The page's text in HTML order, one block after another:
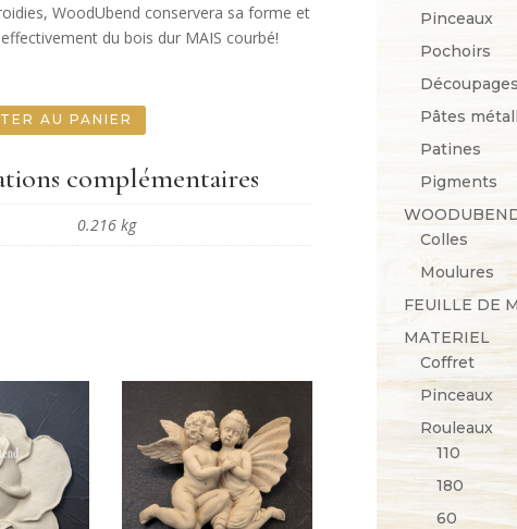
WoodUbend conservera sa forme et
du bois dur MAIS courbé!
AU PANIER
complémentaires
0.216 kg
Pinceaux
Pochoirs
Découpages
Pâtes
Patines
Pigments
Colles
Moulures
FEUILLE DE
MATERIEL
Coffret
Pinceaux
Rouleaux
110
180
60